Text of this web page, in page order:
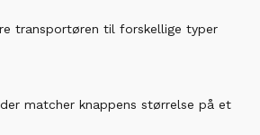
transportøren til forskellige typer
matcher knappens størrelse på et